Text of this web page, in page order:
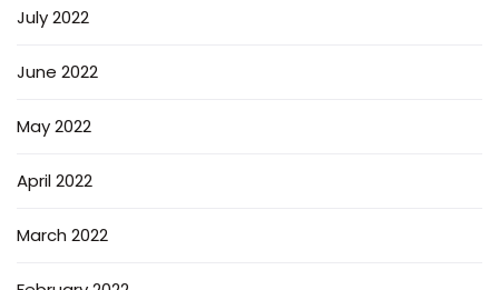
July 2022
June 2022
May 2022
April 2022
March 2022